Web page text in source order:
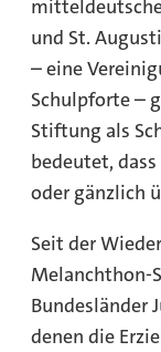
und St.
– eine
Schulpforte –
Stiftung als
bedeutet,
oder gänzlich
Seit der
Melanchthon-
Bundesländer
denen die